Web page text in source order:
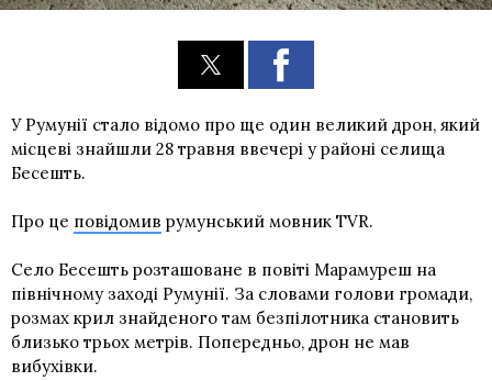
У Румунії стало відомо про ще один великий дрон, який
місцеві знайшли 28 травня ввечері у районі селища
Бесешть.
Про це повідомив румунський мовник TVR.
Село Бесешть розташоване в повіті Марамуреш на
північному заході Румунії. За словами голови громади,
розмах крил знайденого там безпілотника становить
близько трьох метрів. Попередньо, дрон не мав
вибухівки.